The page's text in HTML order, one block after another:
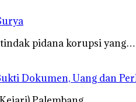
tindak pidana korupsi yang…
Dokumen, Uang dan